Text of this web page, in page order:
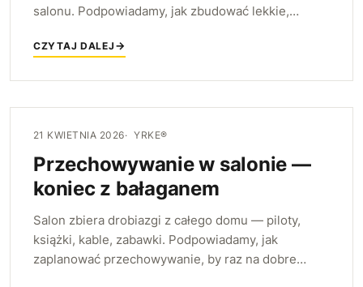
salonu. Podpowiadamy, jak zbudować lekkie,
pasują.
CZYTAJ DALEJ
21 KWIETNIA 2026 YRKE®
Przechowywanie w salonie —
koniec z bałaganem
Salon zbiera drobiazgi z całego domu — piloty,
książki, kable, zabawki. Podpowiadamy, jak
zaplanować przechowywanie, by raz na dobre